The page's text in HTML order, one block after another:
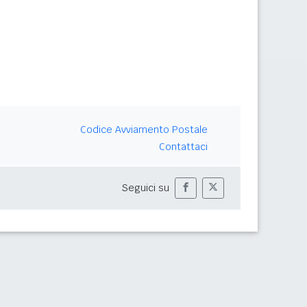
Codice Avviamento Postale
Contattaci
Seguici su